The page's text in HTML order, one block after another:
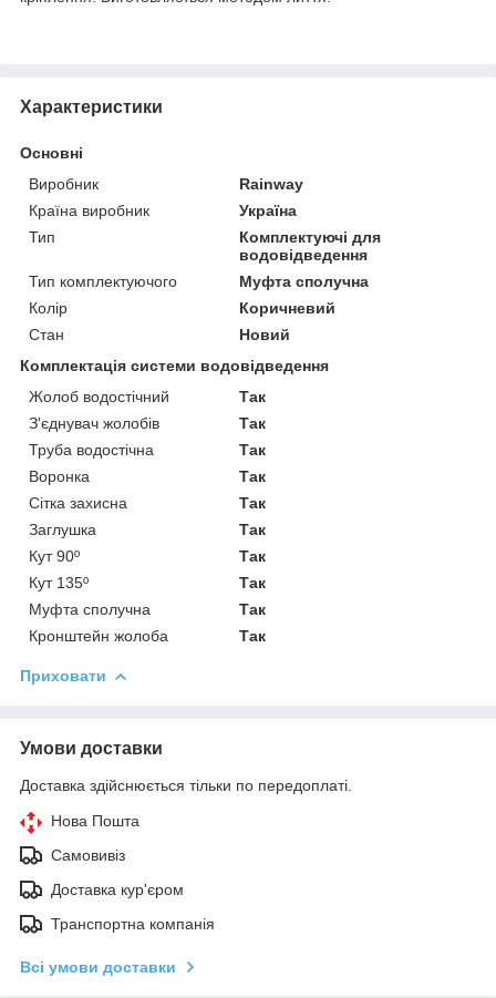
Характеристики
Основні
Виробник
Rainway
Країна виробник
Україна
Тип
Комплектуючі для
водовідведення
Тип комплектуючого
Муфта сполучна
Колір
Коричневий
Стан
Новий
Комплектація системи водовідведення
Жолоб водостічний
Так
З'єднувач жолобів
Так
Труба водостічна
Так
Воронка
Так
Сітка захисна
Так
Заглушка
Так
Кут 90º
Так
Кут 135º
Так
Муфта сполучна
Так
Кронштейн жолоба
Так
Приховати
Умови доставки
Доставка здійснюється тільки по передоплаті.
Нова Пошта
Самовивіз
Доставка кур'єром
Транспортна компанія
Всі умови доставки